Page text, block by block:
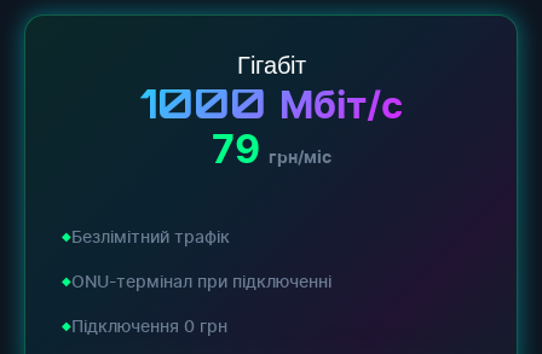
Гігабіт
1000 Мбіт/с
79 грн/міс
Безлімітний трафік
ONU-термінал при підключенні
Підключення 0 грн